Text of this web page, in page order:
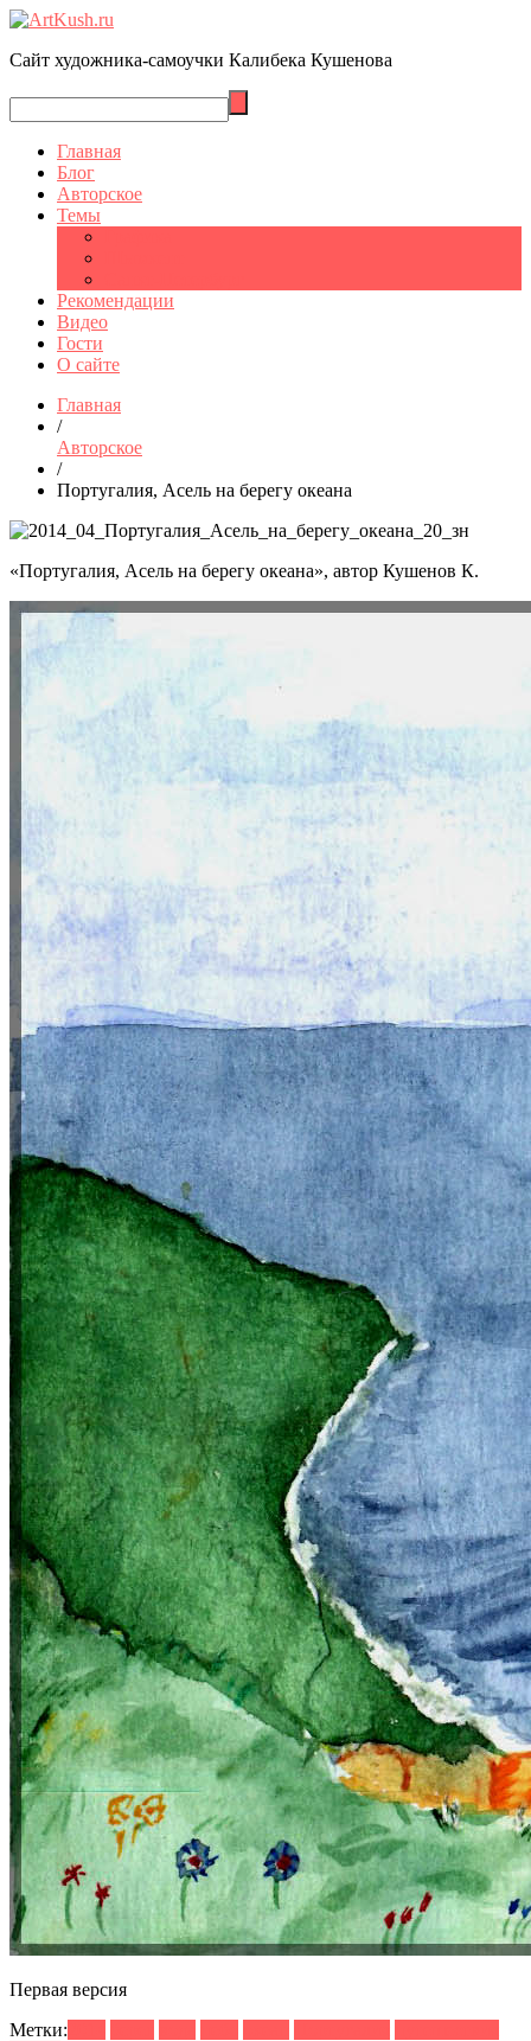
Сайт художника-самоучки Калибека Кушенова
Главная
Блог
Авторское
Темы
Рекомендации
Видео
Гости
О сайте
Главная
/
Авторское
/
Португалия, Асель на берегу океана
«Португалия, Асель на берегу океана», автор Кушенов К.
Первая версия
Метки: